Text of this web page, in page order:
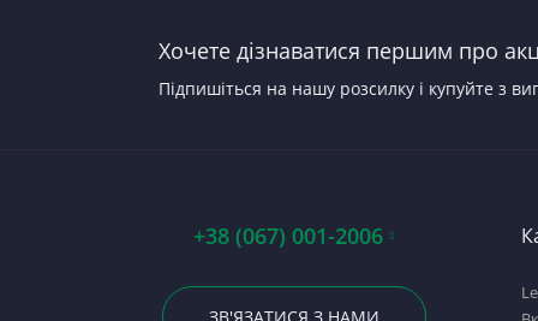
Стартери
Хочете дізнаватися першим про
Підпишіться на нашу розсилку і купуйте з
+38 (067) 001-2006